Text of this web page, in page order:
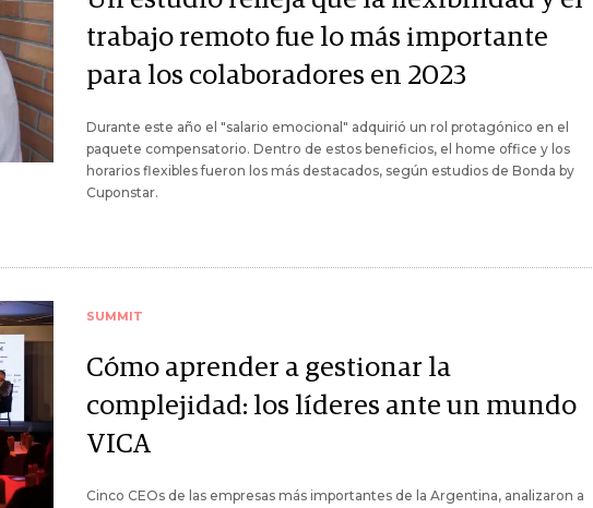
trabajo remoto fue lo más importante
para los colaboradores en 2023
Durante este año el "salario emocional" adquirió un rol protagónico en el
paquete compensatorio. Dentro de estos beneficios, el home office y los
horarios flexibles fueron los más destacados, según estudios de Bonda by
Cuponstar.
SUMMIT
Cómo aprender a gestionar la
complejidad: los líderes ante un mundo
VICA
Cinco CEOs de las empresas más importantes de la Argentina, analizaron a